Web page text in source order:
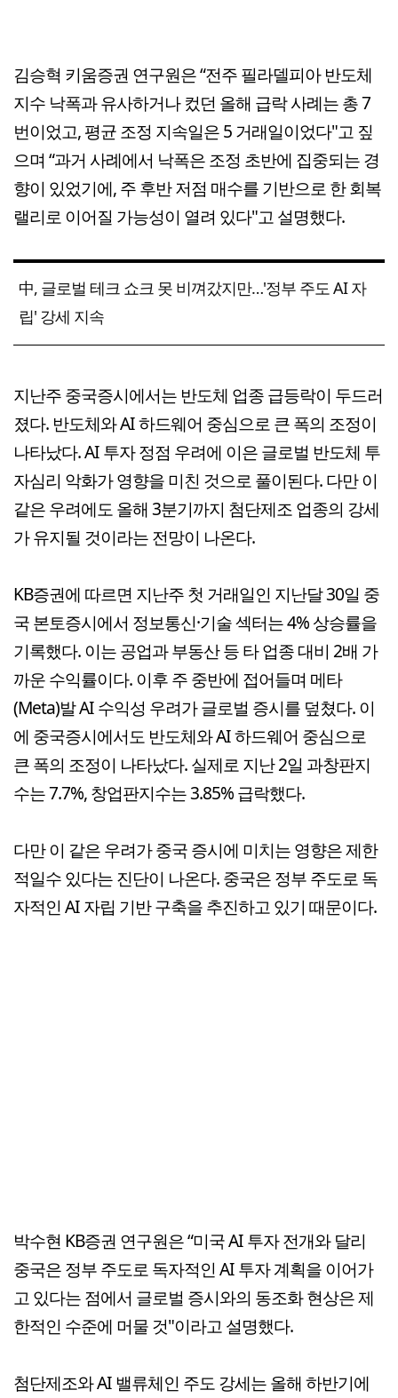
김승혁 키움증권 연구원은 “전주 필라델피아 반도체
지수 낙폭과 유사하거나 컸던 올해 급락 사례는 총 7
번이었고, 평균 조정 지속일은 5 거래일이었다"고 짚
으며 “과거 사례에서 낙폭은 조정 초반에 집중되는 경
향이 있었기에, 주 후반 저점 매수를 기반으로 한 회복
랠리로 이어질 가능성이 열려 있다"고 설명했다.
中, 글로벌 테크 쇼크 못 비껴갔지만…'정부 주도 AI 자
립' 강세 지속
지난주 중국증시에서는 반도체 업종 급등락이 두드러
졌다. 반도체와 AI 하드웨어 중심으로 큰 폭의 조정이
나타났다. AI 투자 정점 우려에 이은 글로벌 반도체 투
자심리 악화가 영향을 미친 것으로 풀이된다. 다만 이
같은 우려에도 올해 3분기까지 첨단제조 업종의 강세
가 유지될 것이라는 전망이 나온다.
KB증권에 따르면 지난주 첫 거래일인 지난달 30일 중
국 본토증시에서 정보통신·기술 섹터는 4% 상승률을
기록했다. 이는 공업과 부동산 등 타 업종 대비 2배 가
까운 수익률이다. 이후 주 중반에 접어들며 메타
(Meta)발 AI 수익성 우려가 글로벌 증시를 덮쳤다. 이
에 중국증시에서도 반도체와 AI 하드웨어 중심으로
큰 폭의 조정이 나타났다. 실제로 지난 2일 과창판지
수는 7.7%, 창업판지수는 3.85% 급락했다.
다만 이 같은 우려가 중국 증시에 미치는 영향은 제한
적일수 있다는 진단이 나온다. 중국은 정부 주도로 독
자적인 AI 자립 기반 구축을 추진하고 있기 때문이다.
박수현 KB증권 연구원은 “미국 AI 투자 전개와 달리
중국은 정부 주도로 독자적인 AI 투자 계획을 이어가
고 있다는 점에서 글로벌 증시와의 동조화 현상은 제
한적인 수준에 머물 것"이라고 설명했다.
첨단제조와 AI 밸류체인 주도 강세는 올해 하반기에